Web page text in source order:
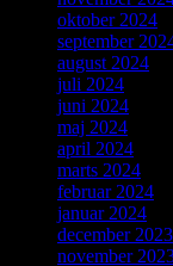
oktober 2024
september
august 2024
juli 2024
juni 2024
maj 2024
april 2024
marts 2024
februar 2024
januar 2024
december 2023
november